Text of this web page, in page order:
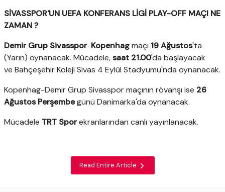
SİVASSPOR'UN UEFA KONFERANS LİGİ PLAY-OFF MAÇI NE
ZAMAN ?
Demir Grup Sivasspor-Kopenhagmaçı 19 Ağustos'ta
(Yarın) oynanacak. Mücadele,saat 21.00'da başlayacak
ve Bahçeşehir Koleji Sivas 4 Eylül Stadyumu'nda oynanacak.
Kopenhag-Demir Grup Sivasspor maçının rövanşı ise 26
Ağustos Perşembegünü Danimarka'da oynanacak.
Mücadele TRT Sporekranlarından canlı yayınlanacak.
Read Entire Article